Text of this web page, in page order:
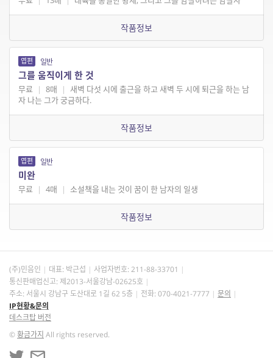
작품정보
엽편 일반
그를 움직이게 한 것
무료 | 8매 |
새벽 다섯 시에 출근을 하고 새벽 두 시에 퇴근을 하는 남
자 나는 그가 궁금하다.
작품정보
엽편 일반
미완
무료 | 4매 | 소설책을 내는 것이 꿈이 한 남자의 일생
작품정보
(주)민음인 대표: 박근섭 사업자번호: 211-88-33701
통신판매업신고: 제2013-서울강남-02625호
주소: 서울시 강남구 도산대로 1길 62 5층
전화: 070-4021-7777
문의
IP현황&문의
데스크탑 버전
©황금가지 All rights reserved.